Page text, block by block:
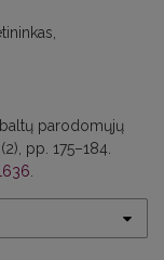
baltų parodomųjų
pp. 175–184.
.